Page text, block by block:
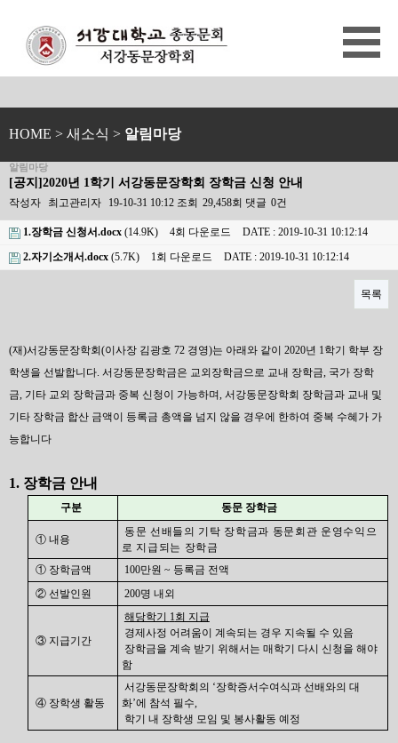
HOME > 새소식 > 알림마당
알림마당
[공지]2020년 1학기 서강동문장학회 장학금 신청 안내
작성자 최고관리자 19-10-31 10:12 조회 29,458회 댓글 0건
1.장학금 신청서.docx (14.9K) 4회 다운로드
DATE : 2019-10-31 10:12:14
2.자기소개서.docx (5.7K) 1회 다운로드 DATE : 2019-10-31 10:12:14
목록
(재)서강동문장학회 (이사장 김광호 72 경영)는 아래와 같이 2020년 1학기 학부 장
학생을 선발합니다. 서강동문장학금은 교외장학금으로 교내 장학금, 국가 장학
금, 기타 교외 장학금과 중복 신청이 가능하며, 서강동문장학회 장학금과 교내 및
기타 장학금 합산 금액이 등록금 총액을 넘지 않을 경우에 한하여 중복 수혜가 가
능합니다
1. 장학금 안내
구분 동문 장학금
① 내용
동문 선배들의 기탁 장학금과 동문회관 운영수익으
로 지급되는 장학금
① 장학금액
100만원~ 등록금 전액
② 선발인원
200명 내외
③ 지급기간
해당학기 1회 지급
경제사정 어려움이 계속되는 경우 지속될 수 있음
장학금을 계속 받기 위해서는 매학기 다시 신청을 해야
함
④ 장학생 활동
서강동문장학회의 ‘장학증서수여식과 선배와의 대
화’에 참석 필수,
학기 내 장학생 모임 및 봉사활동 예정